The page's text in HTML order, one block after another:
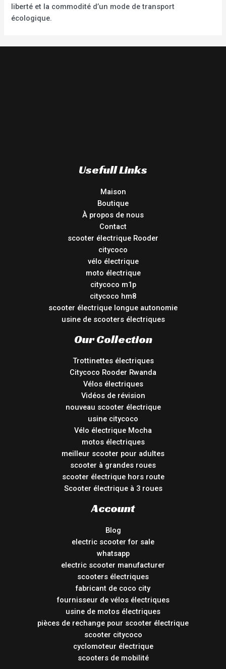
liberté et la commodité d’un mode de transport
écologique.
Usefull Links
Maison
Boutique
À propos de nous
Contact
scooter électrique Rooder
citycoco
vélo électrique
moto électrique
citycoco m1p
citycoco hm8
scooter électrique longue autonomie
usine de scooters électriques
Our Collection
Trottinettes électriques
Citycoco Rooder Rwanda
Vélos électriques
Vidéos de révision
nouveau scooter électrique
usine citycoco
Vélo électrique Mocha
motos électriques
meilleur scooter pour adultes
scooter à grandes roues
scooter électrique hors route
Scooter électrique à 3 roues
Account
Blog
electric scooter for sale
whatsapp
electric scooter manufacturer
scooters électriques
fabricant de coco city
fournisseur de vélos électriques
usine de motos électriques
pièces de rechange pour scooter électrique
scooter citycoco
cyclomoteur électrique
scooters de mobilité